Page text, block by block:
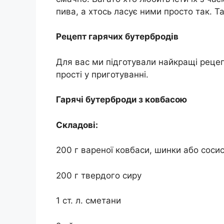
пива, а хтось ласує ними просто так.
Рецепт гарячих бутербродів
Для вас ми підготували найкращі
прості у приготуванні.
Гарячі бутерброди з ковбасою
Складові:
200 г вареної ковбаси, шинки або
200 г твердого сиру
1 ст. л. сметани